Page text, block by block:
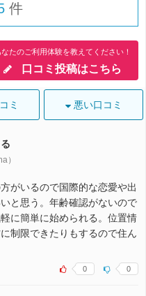
件
なたのご利用体験を教えてください！
口コミ投稿はこちら
ミ 悪い口コミ
）
がいるので国際的な恋愛や出
と思う。年齢確認がないので
に簡単に始められる。位置情
制限できたりもするので住ん
0 0